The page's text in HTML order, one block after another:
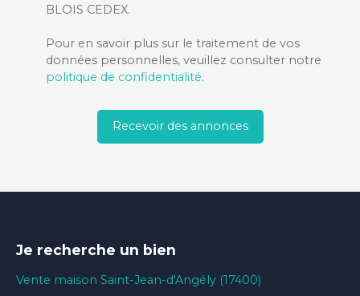
BLOIS CEDEX.
Pour en savoir plus sur le traitement de vos
données personnelles, veuillez consulter notre
politique de confidentialité.
Recevoir des annonces
Je recherche un bien
Vente maison Saint-Jean-d'Angély (17400)